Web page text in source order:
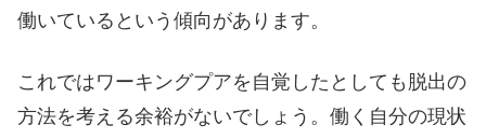
働いているという傾向があります。
これではワーキングプアを自覚したとしても脱出の
方法を考える余裕がないでしょう。働く自分の現状